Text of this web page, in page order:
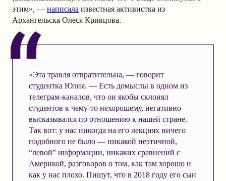
этим», — написала известная активистка из
Архангельска Олеся Кривцова.
«Эта травля отвратительна, — говорит
студентка Юлия. — Есть домыслы в одном из
телеграм-каналов, что он якобы склонял
студентов к чему-то нехорошему, негативно
высказывался по отношению к нашей стране.
Так вот: у нас никогда на его лекциях ничего
подобного не было — никакой неэтичной,
“левой” информации, никаких сравнений с
Америкой, разговоров о том, как там хорошо и
как у нас плохо. Пишут, что в 2018 году его сын